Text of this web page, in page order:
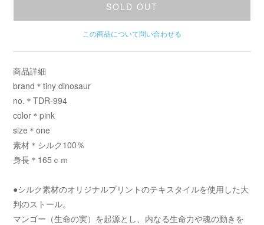
SOLD OUT
この商品について問い合わせる
商品詳細
brand＊tiny dinosaur
no.＊TDR-994
color＊pink
size＊one
素材＊シルク100％
身長＊165ｃｍ
●シルク素材のオリジナルプリントのテキスタイルを使用した大
判のストール。
マンゴー（生命の実）を起源とし、内なる生命力や魂の動きを